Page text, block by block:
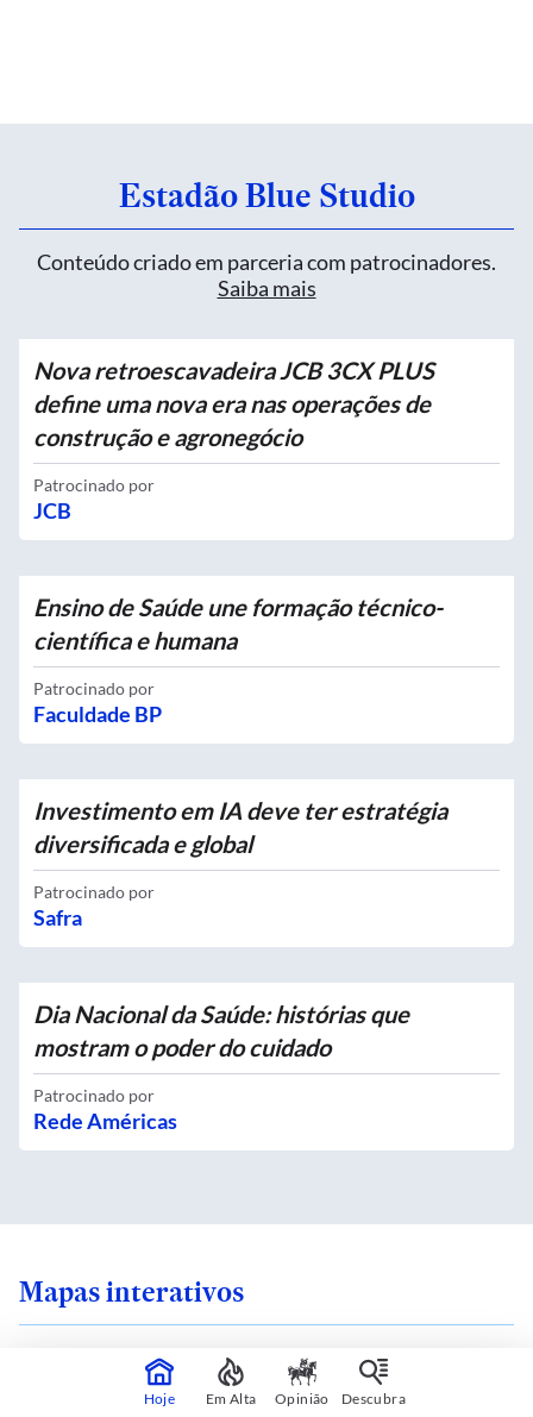
Estadão Blue Studio
Conteúdo criado em parceria com patrocinadores.
Saiba mais
Nova retroescavadeira JCB 3CX PLUS
define uma nova era nas operações de
construção e agronegócio
Patrocinado por
JCB
Ensino de Saúde une formação técnico-
científica e humana
Patrocinado por
Faculdade BP
Investimento em IA deve ter estratégia
diversificada e global
Patrocinado por
Safra
Dia Nacional da Saúde: histórias que
mostram o poder do cuidado
Patrocinado por
Rede Américas
Mapas interativos
Hoje Em Alta Opinião Descubra